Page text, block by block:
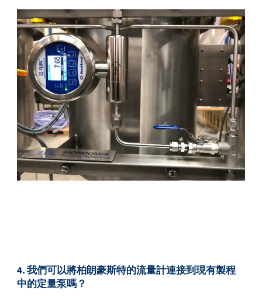
4. 我們可以將柏朗豪斯特的流量計連接到現有製程
中的定量泵嗎？